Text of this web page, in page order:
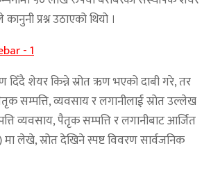
प्रश्न उठाएको थियो ।
दिँदै शेयर किन्ने स्रोत ऋण भएको दाबी गरे, तर
सम्पत्ति, व्यवसाय र लगानीलाई स्रोत उल्लेख
व्यवसाय, पैतृक सम्पत्ति र लगानीबाट आर्जित
लेखे, स्रोत देखिने स्पष्ट विवरण सार्वजनिक